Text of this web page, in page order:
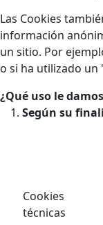
Las Cookies
información
un sitio. Por
o si ha utilizado
¿Qué uso le
Según su
Cookies
técnicas